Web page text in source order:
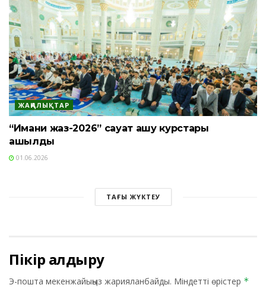
ЖАҢАЛЫҚТАР
“Имани жаз-2026” сауат ашу курстары
ашылды
01.06.2026
ТАҒЫ ЖҮКТЕУ
Пікір қалдыру
Э-пошта мекенжайыңыз жарияланбайды. Міндетті өрістер *